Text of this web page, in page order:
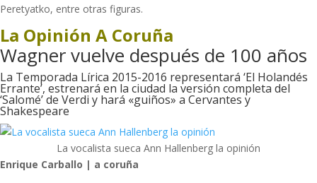
Peretyatko, entre otras figuras.
La Opinión A Coruña
Wagner vuelve después de 100 años
La Temporada Lírica 2015-2016 representará ‘El Holandés
Errante’, estrenará en la ciudad la versión completa del
‘Salomé’ de Verdi y hará «guiños» a Cervantes y
Shakespeare
La vocalista sueca Ann Hallenberg la opinión
Enrique Carballo | a coruña